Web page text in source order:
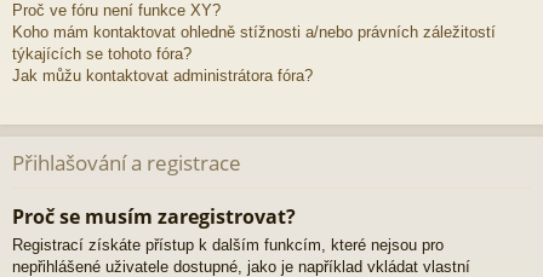
Proč ve fóru není funkce XY?
Koho mám kontaktovat ohledně stížnosti a/nebo právních záležitostí
týkajících se tohoto fóra?
Jak můžu kontaktovat administrátora fóra?
Přihlašování a registrace
Proč se musím zaregistrovat?
Registrací získáte přístup k dalším funkcím, které nejsou pro
nepřihlášené uživatele dostupné, jako je například vkládat vlastní